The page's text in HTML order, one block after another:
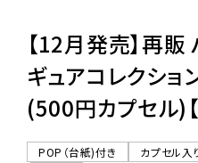
ご利用ガイド
06-
【12月発売】再販
ギュアコレクシ
(500円カプセル)
POP（台紙)付き
カプセル入